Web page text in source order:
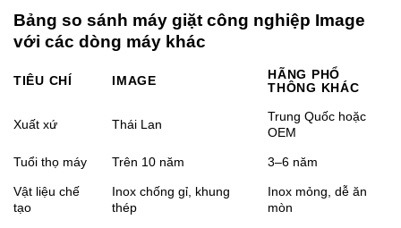
Bảng so sánh máy giặt công nghiệp Image
với các dòng máy khác
TIÊU CHÍ IMAGE
HÃNG PHỔ
THÔNG KHÁC
Xuất xứ Thái Lan
Trung Quốc hoặc
OEM
Tuổi thọ máy Trên 10 năm 3–6 năm
Vật liệu chế
tạo
Inox chống gỉ, khung
thép
Inox mỏng, dễ ăn
mòn